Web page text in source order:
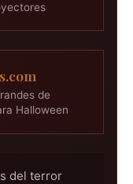
de
Halloween
del terror